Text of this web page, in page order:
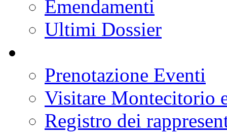
Interrogazioni,
interpellanze, etc.
Votazioni
Emendamenti
Ultimi Dossier